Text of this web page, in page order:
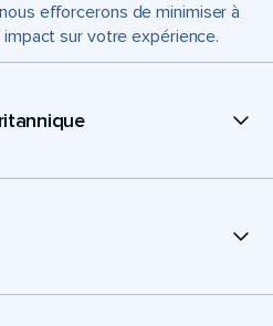
efforcerons de minimiser à
sur votre expérience.